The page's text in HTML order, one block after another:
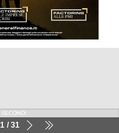
1 31
SECONDI